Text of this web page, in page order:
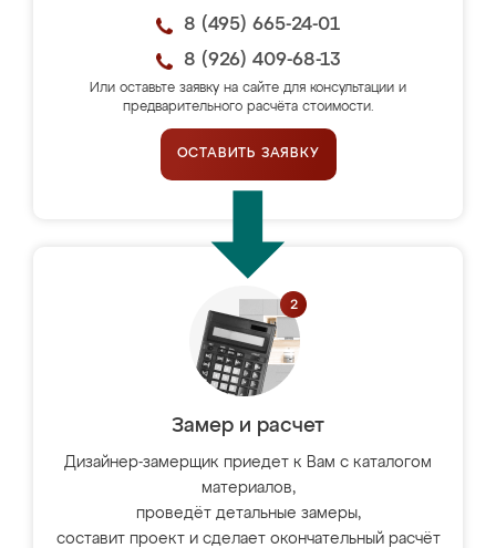
8 (495) 665-24-01
8 (926) 409-68-13
Или оставьте заявку на сайте для консультации и
предварительного расчёта стоимости.
ОСТАВИТЬ ЗАЯВКУ
Замер и расчет
Дизайнер-замерщик приедет к Вам с каталогом
материалов,
проведёт детальные замеры,
составит проект и сделает окончательный расчёт